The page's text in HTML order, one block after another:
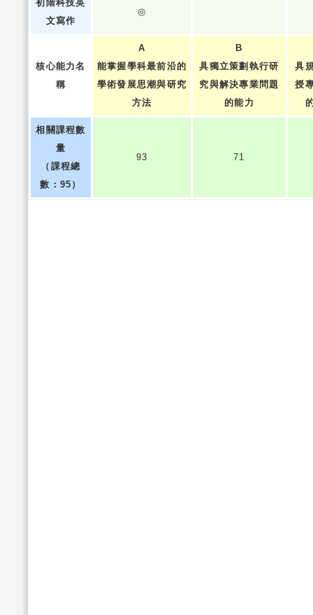
初階科技英
文寫作
◎
核心能力名
稱
A
能掌握學科最前沿的
學術發展思潮與研究
方法
B
具獨立策劃執行研
究與解決專業問題
的能力
具
授
相關課程數
量
（課程總
數：95）
93 71